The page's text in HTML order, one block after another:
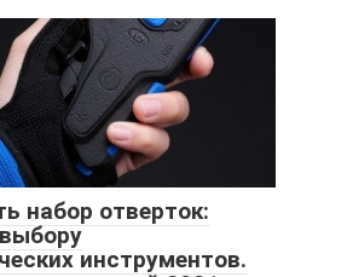
набор отверток:
инструментов.